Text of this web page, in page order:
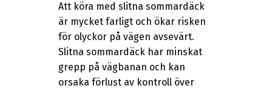
Att köra med slitna sommardäck
är mycket farligt och ökar risken
för olyckor på vägen avsevärt.
Slitna sommardäck har minskat
grepp på vägbanan och kan
orsaka förlust av kontroll över